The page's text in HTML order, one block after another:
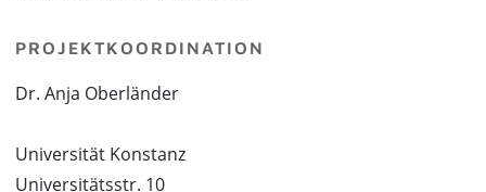
PROJEKTKOORDINATION
Dr. Anja Oberländer
Universität Konstanz
Universitätsstr. 10